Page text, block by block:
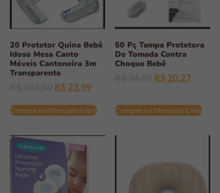
20 Protetor Quina Bebê
Idoso Mesa Canto
Móveis Cantoneira 3m
Transparente
R$ 23,99
Compre na Mercado Livre
50 Pç Tampa Protetora
De Tomada Contra
Choque Bebê
R$ 20,27
Compre na Mercado Livre